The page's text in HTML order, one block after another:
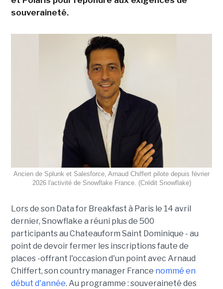
souveraineté.
Ancien de Splunk et Salesforce, Arnaud Chiffert pilote depuis février
2026 l'activité de Snowflake France. (Crédit Snowflake)
Lors de son Data for Breakfast à Paris le 14 avril
dernier, Snowflake a réuni plus de 500
participants au Chateauform Saint Dominique - au
point de devoir fermer les inscriptions faute de
places -offrant l'occasion d'un point avec Arnaud
Chiffert, son country manager France nommé en
début d'année. Au programme : souveraineté des